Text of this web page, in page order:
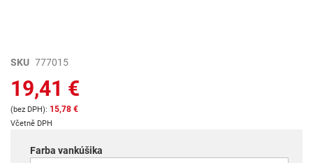
Preskočiť
začiatok
galérie
obrázkov
SKU 777015
19,41 €
15,78 €
Včetně DPH
Farba vankúšika